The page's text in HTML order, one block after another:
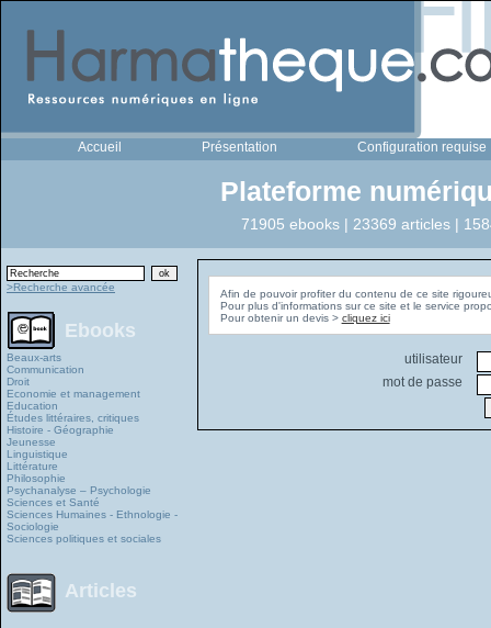
Accueil Présentation Configuration requise
Plateforme
71905 ebooks | 23369 articles |
>Recherche avancée
Ebooks
Beaux-arts
Communication
Droit
Economie et management
Education
Études littéraires, critiques
Histoire - Géographie
Jeunesse
Linguistique
Littérature
Philosophie
Psychanalyse – Psychologie
Sciences et Santé
Sciences Humaines - Ethnologie -
Sociologie
Sciences politiques et sociales
Articles
Afin de pouvoir profiter du contenu de ce site
Pour plus d'informations sur ce site et le service
Pour obtenir un devis > cliquez ici
utilisateur
mot de passe